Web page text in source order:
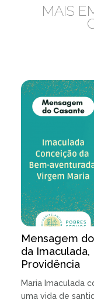
MAIS
Mensagem
da Imaculada,
Providência
Maria Imaculada
uma vida de